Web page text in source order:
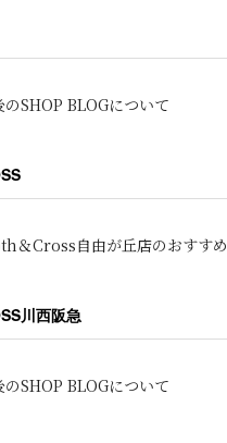
のSHOP BLOGについて
＆Cross自由が丘店のおすすめ
川西阪急
のSHOP BLOGについて